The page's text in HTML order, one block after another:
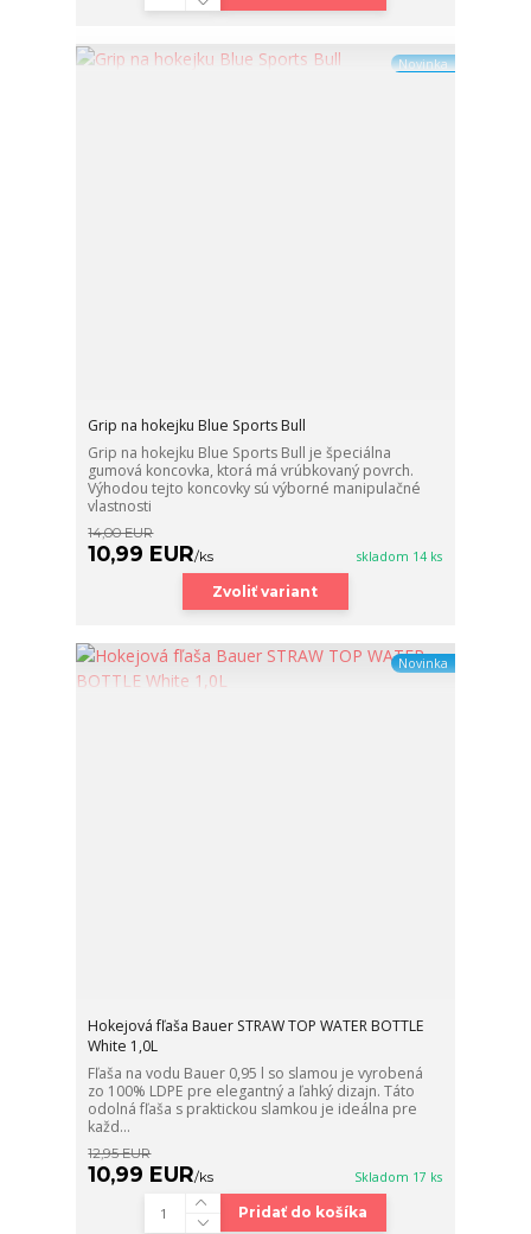
Novinka
Grip na hokejku Blue Sports Bull
Grip na hokejku Blue Sports Bull je špeciálna
gumová koncovka, ktorá má vrúbkovaný povrch.
Výhodou tejto koncovky sú výborné manipulačné
vlastnosti
14,00 EUR
10,99 EUR/ks skladom 14 ks
Zvoliť variant
Novinka
Hokejová fľaša Bauer STRAW TOP WATER BOTTLE
White 1,0L
Fľaša na vodu Bauer 0,95 l so slamou je vyrobená
zo 100% LDPE pre elegantný a ľahký dizajn. Táto
odolná fľaša s praktickou slamkou je ideálna pre
každ...
12,95 EUR
10,99 EUR/ks Skladom 17 ks
Pridať do košíka